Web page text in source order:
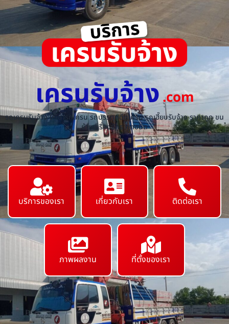
เครนรับจ้าง.com
รถเครนรับจ้าง ให้เช่ารถเครน รถบรรทุกติดเครน รถเฮี๊ยบรับจ้าง ราคาถูก ขน
ย้ายเครื่องจักร ทุกชนิด
บริการของเรา เกี่ยวกับเรา ติดต่อเรา
ภาพผลงาน ที่ตั้งของเรา